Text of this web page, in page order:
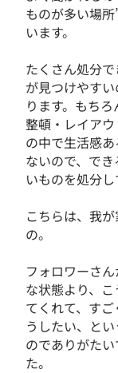
ものが多い場
います。
たくさん処分
が見つけやす
ります。もち
整頓・レイア
の中で生活感
ないので、で
いものを処分
こちらは、我
の。
フォロワーさ
な状態より、
てくれて、す
うしたい、と
のでありがた
た。